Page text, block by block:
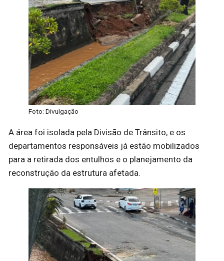
Foto: Divulgação
A área foi isolada pela Divisão de Trânsito, e os
departamentos responsáveis já estão mobilizados
para a retirada dos entulhos e o planejamento da
reconstrução da estrutura afetada.